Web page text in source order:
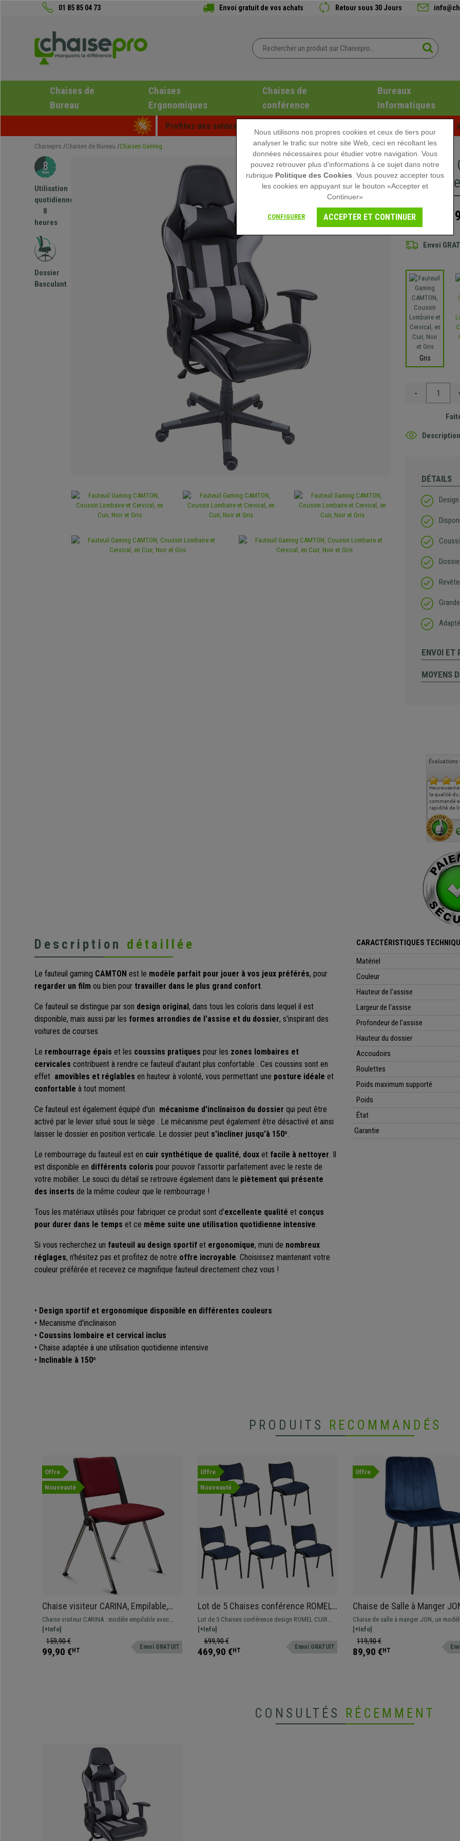
01 85 85 04 73 Envoi gratuit de vos achats Retour sous 30 Jours
Chaises de
Bureau
Chaises
Ergonomiques
Chaises de
conférence
Bureaux
Informatiques
Profitez des soldes d'été chez Chaisepro ! Des réductions exclusives pour une
Chaisepro Chaises de Bureau Chaises Gaming
Utilisation
quotidienne
8
heures
Dossier
Basculant
Fauteuil
329,90 €
Envoi
Gris
-
DÉTAILS
ENVOI ET
MOYENS
Évaluations
la qualité
commandé
rapidité de
Description détaillée
Le fauteuil gaming CAMTON est le modèle parfait pour jouer à vos jeux préférés, pour
regarder un film ou bien pour travailler dans le plus grand confort.
Ce fauteuil se distingue par son design original, dans tous les coloris dans lequel il est
disponible, mais aussi par les formes arrondies de l'assise et du dossier, s'inspirant des
voitures de courses
Le rembourrage épais et les coussins pratiques pour les zones lombaires et
cervicales contribuent à rendre ce fauteuil d'autant plus confortable . Ces coussins sont en
effet amovibles et réglables en hauteur à volonté, vous permettant une posture idéale et
confortable à tout moment.
Ce fauteuil est également équipé d'un mécanisme d'inclinaison du dossier qui peut être
activé par le levier situé sous le siège . Le mécanisme peut également être désactivé et ainsi
laisser le dossier en position verticale. Le dossier peut s'incliner jusqu'à 150º.
Le rembourrage du fauteuil est en cuir synthétique de qualité, doux et facile à nettoyer. Il
est disponible en différents coloris pour pouvoir l'assortir parfaitement avec le reste de
votre mobilier. Le souci du détail se retrouve également dans le piètement qui présente
des inserts de la même couleur que le rembourrage !
Tous les matériaux utilisés pour fabriquer ce produit sont d'excellente qualité et conçus
pour durer dans le temps et ce même suite une utilisation quotidienne intensive.
Si vous recherchez un fauteuil au design sportif et ergonomique, muni de nombreux
réglages, n'hésitez pas et profitez de notre offre incroyable. Choisissez maintenant votre
couleur préférée et recevez ce magnifique fauteuil directement chez vous !
• Design sportif et ergonomique disponible en différentes couleurs
• Mecanisme d'inclinaison
• Coussins lombaire et cervical inclus
• Chaise adaptée à une utilisation quotidienne intensive
• Inclinable à 150º
CARACTÉRISTIQUES
Matériel
Couleur
Hauteur de l'assise
Largeur de l'assise
Profondeur de l'assise
Hauteur du dossier
Accoudoirs
Roulettes
Poids maximum supporté
Poids
État
Garantie
PRODUITS RECOMMANDÉS
Offre
Nouveauté
Chaise visiteur CARINA, Empilable,
Crochets d’Attache, Piétement
Chromé, Tissu Bordeaux
Chaise visiteur CARINA : modèle empilable avec
système de crochets d’attache. Design moderne et
grande qualité de fabrication.
[+Info]
159,90 €
99,90 €HT Envoi GRATUIT
Offre
Nouveauté
Lot de 5 Chaises conférence ROMEL
CUIR, Rembourrage Commode,
Empilables, Piétement Noir, Bleu
Lot de 5 Chaises conférence design ROMEL CUIR
pratiques et fonctionnelles. Rembourrage
confortable tapissé en cuir, résistantes et avec un
design moderne sublime.
[+Info]
699,90 €
469,90 €HT Envoi GRATUIT
Offre
Chaise de Salle à Manger
Elégant, Piétement
Velours Bleu
Chaise de salle à manger JON, un
simple et élégant, parfaite pour votre
[+Info]
119,90 €
89,90 €HT
CONSULTÉS RÉCEMMENT
Nous utilisons nos propres cookies et ceux de tiers pour
analyser le trafic sur notre site Web, ceci en récoltant les
données nécessaires pour étudier votre navigation. Vous
pouvez retrouver plus d'informations à ce sujet dans notre
rubrique Politique des Cookies . Vous pouvez accepter tous
les cookies en appuyant sur le bouton «Accepter et
Continuer»
CONFIGURER ACCEPTER ET CONTINUER